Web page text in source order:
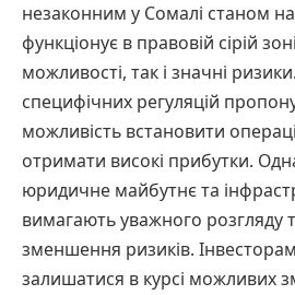
незаконним у Сомалі станом на
функціонує в правовій сірій
можливості, так і значні
специфічних регуляцій
можливість встановити
отримати високі прибутки.
юридичне майбутнє та
вимагають уважного розгляду
зменшення ризиків.
залишатися в курсі можливих